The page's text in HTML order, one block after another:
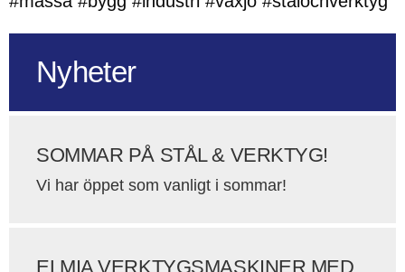
Nyheter
SOMMAR PÅ STÅL & VERKTYG!
Vi har öppet som vanligt i sommar!
ELMIA VERKTYGSMASKINER MED